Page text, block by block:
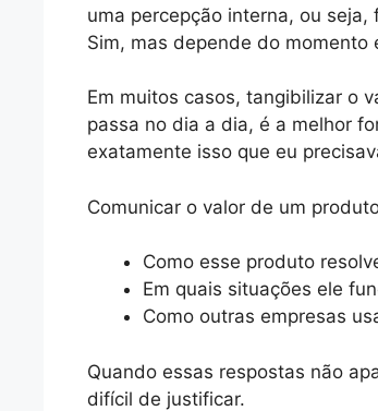
uma percepção interna, ou
Sim, mas depende do momento
Em muitos casos, tangibilizar o
passa no dia a dia, é a melhor
exatamente isso que eu
Comunicar o valor de um
Como esse produto
Em quais situações ele
Como outras empresas
Quando essas respostas não
difícil de justificar.